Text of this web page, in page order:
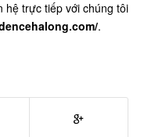
hệ trực tiếp với chúng tôi
.